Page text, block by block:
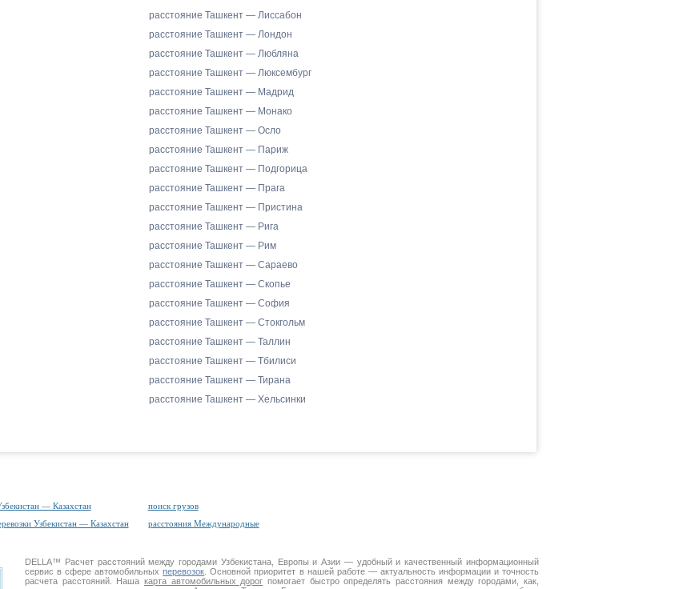
расстояние Ташкент — Лиссабон
расстояние Ташкент — Лондон
расстояние Ташкент — Любляна
расстояние Ташкент — Люксембург
расстояние Ташкент — Мадрид
расстояние Ташкент — Монако
расстояние Ташкент — Осло
расстояние Ташкент — Париж
расстояние Ташкент — Подгорица
расстояние Ташкент — Прага
расстояние Ташкент — Пристина
расстояние Ташкент — Рига
расстояние Ташкент — Рим
расстояние Ташкент — Сараево
расстояние Ташкент — Скопье
расстояние Ташкент — София
расстояние Ташкент — Стокгольм
расстояние Ташкент — Таллин
расстояние Ташкент — Тбилиси
расстояние Ташкент — Тирана
расстояние Ташкент — Хельсинки
— Казахстан
поиск грузов
Узбекистан — Казахстан расстояния Международные
DELLA™ Расчет расстояниймежду городами Узбекистана, Европы и Азии — удобный и качественный информационный
сервис в сфере автомобильныхперевозок . Основной приоритет в нашей работе — актуальность информации и точность
расчета расстояний. Наша карта автомобильных дорог помогает быстро определять расстояния между городами, как,